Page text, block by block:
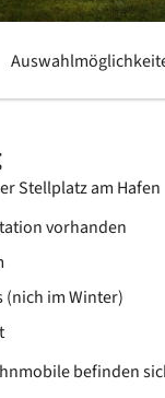
Stellplatz am Hafen
vorhanden
(nich im Winter)
befinden